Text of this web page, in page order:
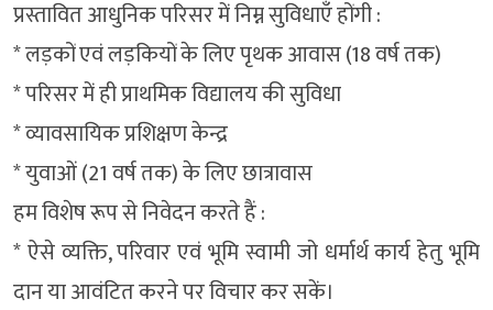
प्रस्तावित आधुनिक परिसर में निम्न सुविधाएँ होंगी :
* लड़कों एवं लड़कियों के लिए पृथक आवास (18 वर्ष तक)
* परिसर में ही प्राथमिक विद्यालय की सुविधा
* व्यावसायिक प्रशिक्षण केन्द्र
* युवाओं (21 वर्ष तक) के लिए छात्रावास
हम विशेष रूप से निवेदन करते हैं :
* ऐसे व्यक्ति, परिवार एवं भूमि स्वामी जो धर्मार्थ कार्य हेतु भूमि
दान या आवंटित करने पर विचार कर सकें।